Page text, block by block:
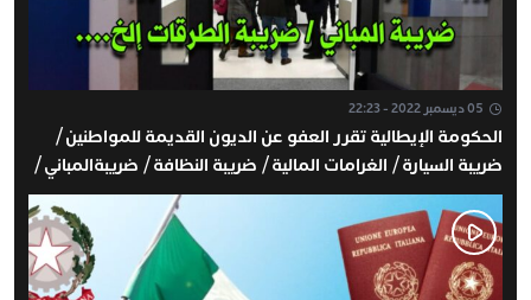
05 ديسمبر 2022 - 22:23
الحكومة الإيطالية تقرر العفو عن الديون القديمة للمواطنين /
ضريبة السيارة / الغرامات المالية / ضريبة النظافة / ضريبةالمباني /
الغرامات المالية